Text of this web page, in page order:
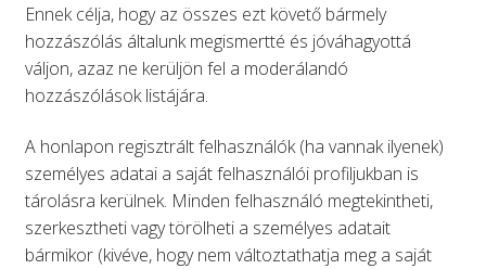
Ennek célja, hogy az összes ezt követő bármely
hozzászólás általunk megismertté és jóváhagyottá
váljon, azaz ne kerüljön fel a moderálandó
hozzászólások listájára.
A honlapon regisztrált felhasználók (ha vannak ilyenek)
személyes adatai a saját felhasználói profiljukban is
tárolásra kerülnek. Minden felhasználó megtekintheti,
szerkesztheti vagy törölheti a személyes adatait
bármikor (kivéve, hogy nem változtathatja meg a saját